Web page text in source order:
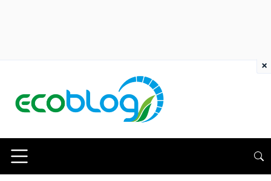
×